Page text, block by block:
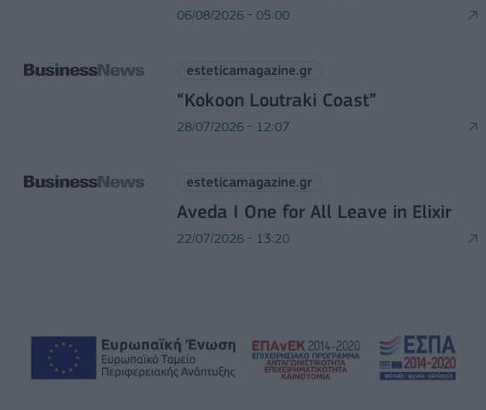
06/08/2026 - 05:00
esteticamagazine.gr
“Kokoon Loutraki Coast”
28/07/2026 - 12:07
esteticamagazine.gr
Aveda I One for All Leave in Elixir
22/07/2026 - 13:20